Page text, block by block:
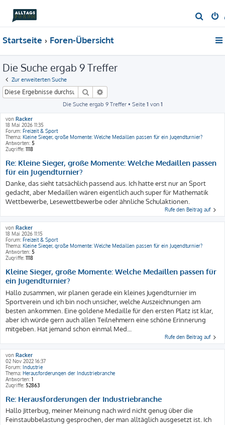
u
Startseite Foren-Übersicht
Die Suche ergab 9 Treffer
Zur erweiterten Suche
Suche
Die Suche ergab 9 Treffer • Seite 1 von 1
von Racker
18 Mai 2026 11:35
Forum: Freizeit & Sport
Thema: Kleine Sieger, große Momente: Welche Medaillen passen für ein Jugendturnier?
Antworten: 5
Zugriffe: 1118
Re: Kleine Sieger, große Momente: Welche Medaillen passen
für ein Jugendturnier?
Danke, das sieht tatsächlich passend aus. Ich hatte erst nur an Sport
gedacht, aber Medaillen wären eigentlich auch super für Mathematik
Wettbewerbe, Lesewettbewerbe oder ähnliche Schulaktionen.
Rufe den Beitrag auf
von Racker
18 Mai 2026 11:15
Forum: Freizeit & Sport
Thema: Kleine Sieger, große Momente: Welche Medaillen passen für ein Jugendturnier?
Antworten: 5
Zugriffe: 1118
Kleine Sieger, große Momente: Welche Medaillen passen für
ein Jugendturnier?
Hallo zusammen, wir planen gerade ein kleines Jugendturnier im
Sportverein und ich bin noch unsicher, welche Auszeichnungen am
besten ankommen. Eine goldene Medaille für den ersten Platz ist klar,
aber ich würde gern auch allen Teilnehmern eine schöne Erinnerung
mitgeben. Hat jemand schon einmal Med...
Rufe den Beitrag auf
von Racker
02 Nov 2022 16:37
Forum: Industrie
Thema: Herausforderungen der Industriebranche
Antworten: 1
Zugriffe: 52863
Re: Herausforderungen der Industriebranche
Hallo Jitterbug, meiner Meinung nach wird nicht genug über die
Feinstaubbelastung gesprochen, der man alltäglich ausgesetzt ist. Ich